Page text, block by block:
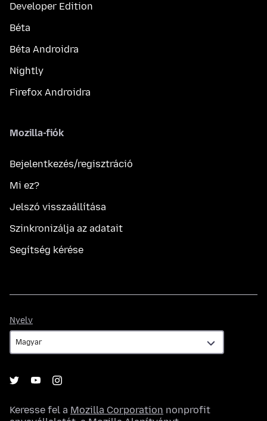
Developer Edition
Béta
Béta Androidra
Nightly
Firefox Androidra
Mozilla-fiók
Bejelentkezés/regisztráció
Mi ez?
Jelszó visszaállítása
Szinkronizálja az adatait
Segítség kérése
Nyelv
Keresse fel a Mozilla Corporation nonprofit